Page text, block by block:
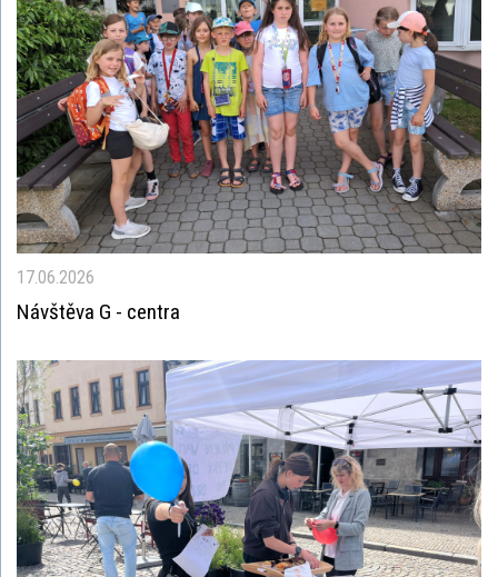
17.06.2026
Návštěva G - centra